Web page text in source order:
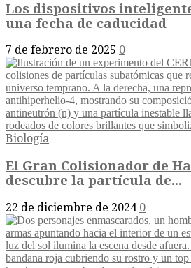
Los dispositivos
una fecha de caducidad
7 de febrero de 2025 0
Biología
El Gran Colisionador de
descubre la partícula de...
22 de diciembre de 2024 0